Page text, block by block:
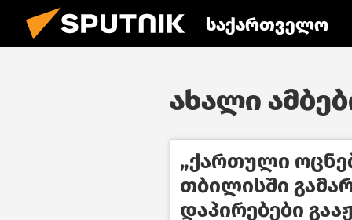
საქართველო
ახალი
„ქართული
თბილისში
დაპირებები